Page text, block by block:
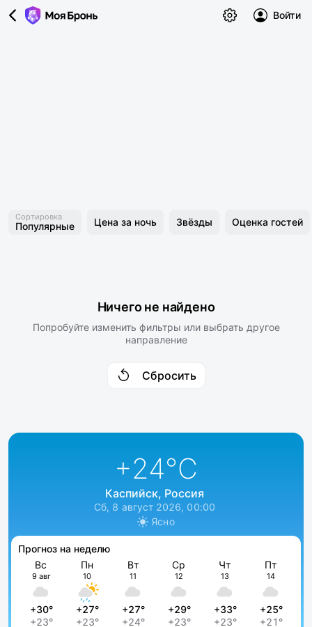
Войти
Сортировка
Популярные Цена за ночь Звёзды Оценка гостей
Ничего не найдено
Попробуйте изменить фильтры или выбрать другое
направление
Сбросить
+24°C
Каспийск, Россия
Сб, 8 август 2026, 00:00
Ясно
Прогноз на неделю
Вс
9 авг
+30°
+23°
Пн
10
+27°
+23°
Вт
11
+27°
+24°
Ср
12
+29°
+23°
Чт
13
+33°
+23°
Пт
14
+25°
+21°